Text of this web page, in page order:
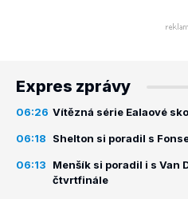
Expres zprávy
06:26 Vítězná série Ealaové
06:18 Shelton si poradil s
06:13
Menšík si poradil i s Van
čtvrtfinále